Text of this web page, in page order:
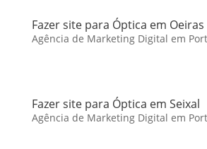
Fazer site para Óptica em Oeiras
Agência de Marketing Digital em
Fazer site para Óptica em Seixal
Agência de Marketing Digital em